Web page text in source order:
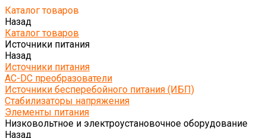
Каталог товаров
Назад
Каталог товаров
Источники питания
Назад
Источники питания
AC-DC преобразователи
Источники бесперебойного питания (ИБП)
Стабилизаторы напряжения
Элементы питания
Низковольтное и электроустановочное оборудование
Назад